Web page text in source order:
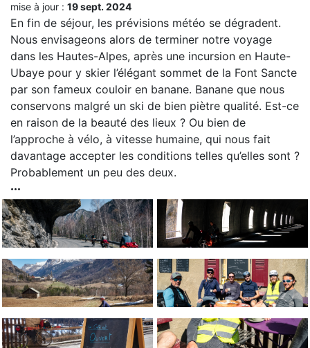
mise à jour : 19 sept. 2024
En fin de séjour, les prévisions météo se dégradent.
Nous envisageons alors de terminer notre voyage
dans les Hautes-Alpes, après une incursion en Haute-
Ubaye pour y skier l’élégant sommet de la Font Sancte
par son fameux couloir en banane. Banane que nous
conservons malgré un ski de bien piètre qualité. Est-ce
en raison de la beauté des lieux ? Ou bien de
l’approche à vélo, à vitesse humaine, qui nous fait
davantage accepter les conditions telles qu’elles sont ?
Probablement un peu des deux.